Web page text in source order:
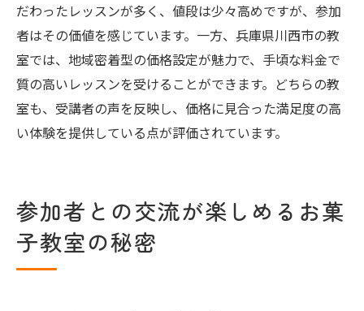
だわったレッスンが多く、値段は少々高めですが、参加
者はその価値を感じています。一方、兵庫県川西市の教
室では、地域密着型の価格設定が魅力で、手頃な料金で
質の高いレッスンを受けることができます。どちらの教
室も、受講者の声を反映し、価格に見合った満足度の高
い体験を提供している点が評価されています。
参加者との交流が楽しめるお菓
子教室の秘密